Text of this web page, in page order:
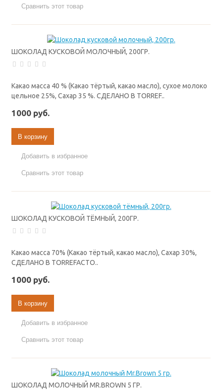
Сравнить этот товар
ШОКОЛАД КУСКОВОЙ МОЛОЧНЫЙ, 200ГР.
Какао масса 40 % (Какао тёртый, какао масло), сухое молоко
цельное 25%, Сахар 35 %. СДЕЛАНО В TORREF..
1000 руб.
В корзину
Добавить в избранное
Сравнить этот товар
ШОКОЛАД КУСКОВОЙ ТЁМНЫЙ, 200ГР.
Какао масса 70% (Какао тёртый, какао масло), Сахар 30%,
СДЕЛАНО В TORREFACTO..
1000 руб.
В корзину
Добавить в избранное
Сравнить этот товар
ШОКОЛАД МОЛОЧНЫЙ MR.BROWN 5 ГР.